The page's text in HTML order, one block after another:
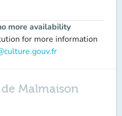
more availability
for more information
Malmaison